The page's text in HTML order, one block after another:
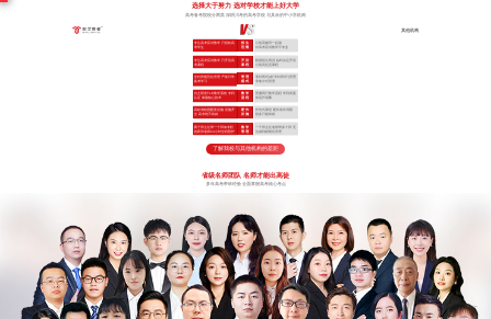
选择大于努力 选对学校才能上好大学
高考备考院校分两类 深耕川考的高考学校 与其余的中小学机构
其他机构
专注高考应试教学 只招收高
考学生
招 生
范 围
小初高辅导一起做
对高考应试教学不专业
专注高考应试教学 只开设高
考课程
开 设
课 程
根据招生情况 临时决定开设
小初高任意课程
全封闭规范化管理 严抓日常
备考学习
管 理
模 式
非封闭式(或“半封闭式”)管理
非集中式管理
自主研发TLE教学系统 专利
认证 掌握核心技术
教 学
流 程
照搬同行教学流程 学到表面
依葫芦画瓢
高标准校园配套设施 设施齐
全 高考绝不将就
硬 件
设 施
作坊式课堂 硬件条件局限
很多只能将就
两个班主任带一个班加专职
的夜班老师24小时全程陪护
教 学
管 理
一个班主任老师带多个班 无
法做到精细化管理
了解我校与其他机构的差距
省级名师团队 名师才能出高徒
多年高考带班经验 全面掌握高考核心考点